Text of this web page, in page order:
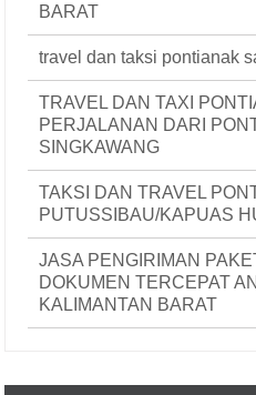
BARAT
travel dan taksi pontianak
TRAVEL DAN TAXI
PERJALANAN DARI
SINGKAWANG
TAKSI DAN TRAVEL
PUTUSSIBAU/KAPUAS
JASA PENGIRIMAN
DOKUMEN TERCEPAT
KALIMANTAN BARAT